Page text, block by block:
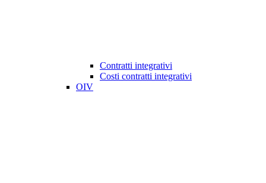
Contratti integrativi
Costi contratti integrativi
OIV